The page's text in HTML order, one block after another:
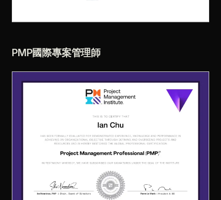
PMP國際專案管理師